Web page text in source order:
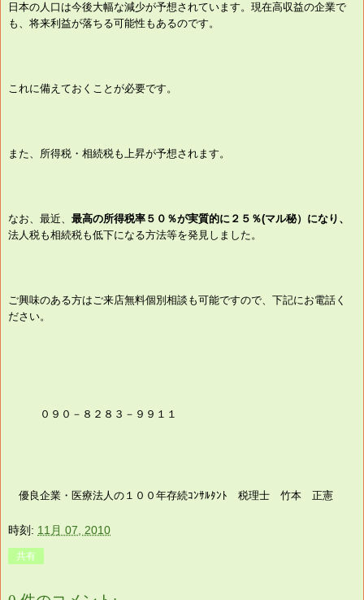
日本の人口は今後大幅な減少が予想されています。現在高収益の企業で
も、将来利益が落ちる可能性もあるのです。
これに備えておくことが必要です。
また、所得税・相続税も上昇が予想されます。
なお、最近、 最高の所得税率５０％が実質的に２５％(マル秘）になり、
法人税も相続税も低下になる方法等を発見しました。
ご興味のある方はご来店無料個別相談も可能ですので、下記にお電話く
ださい。
０９０－８２８３－９９１１
優良企業・医療法人の１００年存続ｺﾝｻﾙﾀﾝﾄ 税理士 竹本 正憲
時刻: 11月 07, 2010
共有